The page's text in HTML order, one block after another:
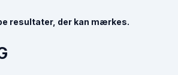
resultater, der kan mærkes.